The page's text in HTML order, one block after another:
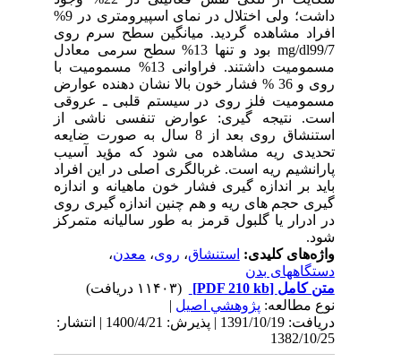
داشت؛ ولی اختلال در نمای اسپیرومتری در 9%
افراد مشاهده گردید. میانگین سطح سرم روی
mg/dl99/7 بود و تنها 13% سطح سرمی معادل
مسمومیت داشتند. فراوانی 13% مسمومیت با
روی و 36 % فشار خون بالا نشان دهنده عوارض
مسمومیت فلز روی در سیستم قلبی ـ عروقی
است. نتیجه گیری: عوارض تنفسی ناشی از
استنشاق روی بعد از 8 سال به صورت ضایعه
تحدیدی ریه مشاهده می شود که مؤید آسیب
پارانشیم ریه است. غربالگری اصلی در این افراد
باید بر اندازه گیری فشار خون ماهیانه و اندازه
گیری حجم های ریه و هم چنین اندازه گیری روی
در ادرار یا گلبول قرمز به طور سالیانه متمرکز
شود.
واژه‌های کلیدی:استنشاق،روی،معدن،
دستگاههای بدن
متن کامل[PDF 210 kb]
نوع مطالعه:پژوهشي اصیل|
دریافت: 1391/10/19 | پذیرش: 1400/4/21 | انتشار:
1382/10/25